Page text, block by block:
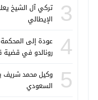
3
تركي آل الشيخ
الإيطالي
4
عودة إلى المحكمة
رونالدو في قضية
5
وكيل محمد شريف
السعودي